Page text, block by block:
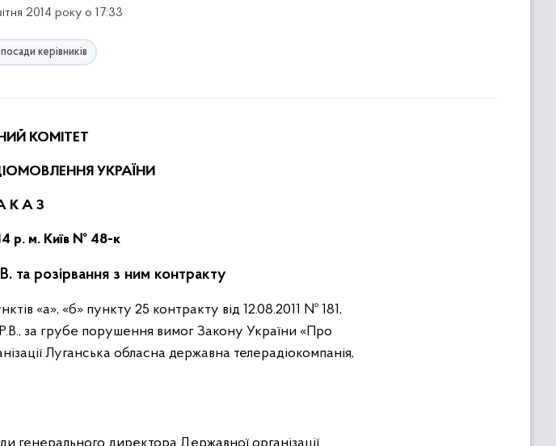
2014 року о 17:33
керівників
КОМІТЕТ
УКРАЇНИ
К А З
р. м. Київ № 48-к
та розірвання з ним контракту
«а», «б» пункту 25 контракту від 12.08.2011 № 181,
за грубе порушення вимог Закону України «Про
Луганська обласна державна телерадіокомпанія,